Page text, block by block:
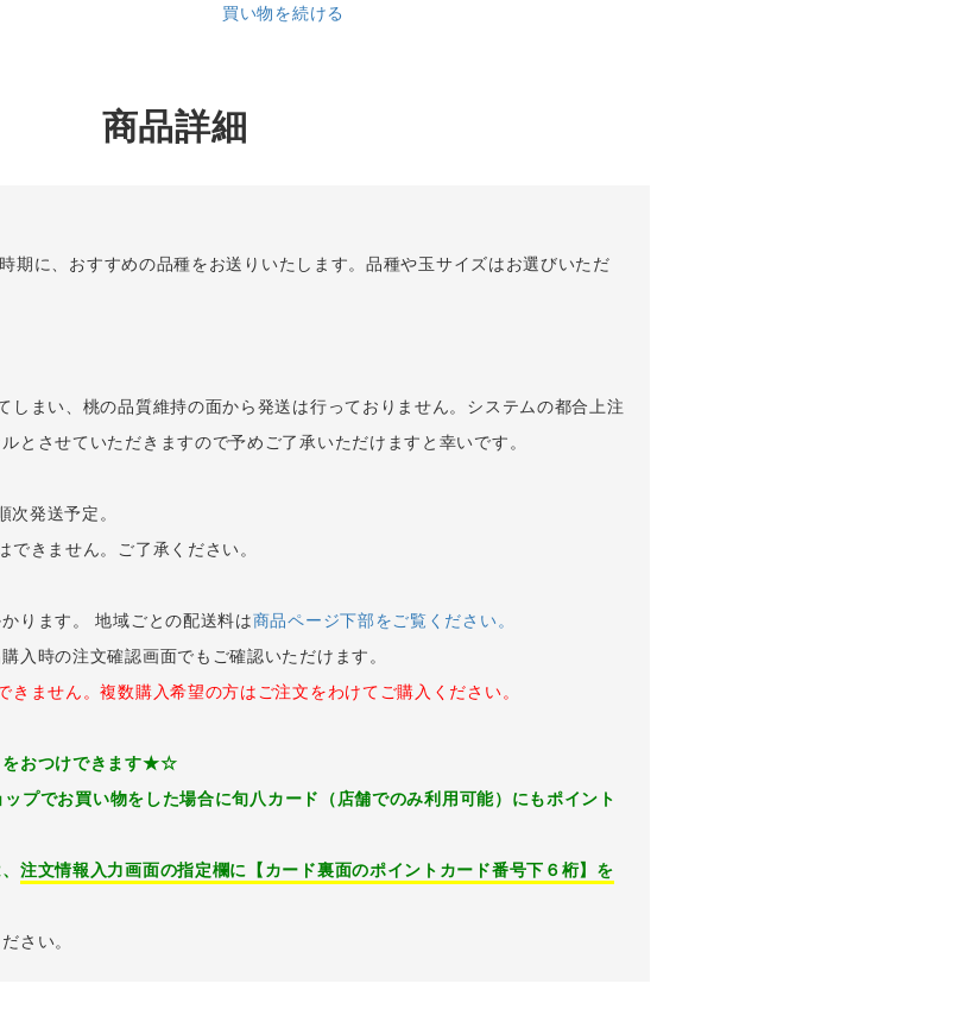
買い物を続ける
商品詳細
期に、おすすめの品種をお送りいたします。品種や玉サイズはお選びいただ
しまい、桃の品質維持の面から発送は行っておりません。システムの都合上注
とさせていただきますので予めご了承いただけますと幸いです。
発送予定。
きません。ご了承ください。
ります。 地域ごとの配送料は商品ページ下部をご覧ください。
入時の注文確認画面でもご確認いただけます。
ません。複数購入希望の方はご注文をわけてご購入ください。
おつけできます★☆
プでお買い物をした場合に旬八カード（店舗でのみ利用可能）にもポイント
注文情報入力画面の指定欄に【カード裏面のポイントカード番号下６桁】を
さい。